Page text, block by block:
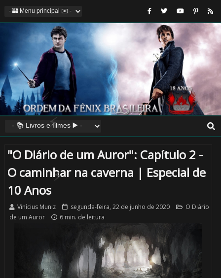
"O Diário de um Auror": Capítulo 2 -
O caminhar na caverna | Especial de
10 Anos
Vinícius Muniz segunda-feira, 22 de junho de 2020
O Diário
de um Auror
6 min. de leitura 🎈